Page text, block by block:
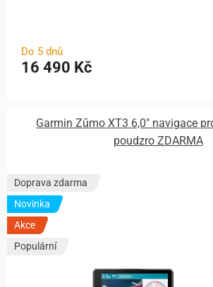
Do 5 dnů
16 490 Kč
Garmin Zūmo XT3 6,0″ navigace
poudzro ZDARMA
Doprava zdarma
Novinka
Akce
Populární